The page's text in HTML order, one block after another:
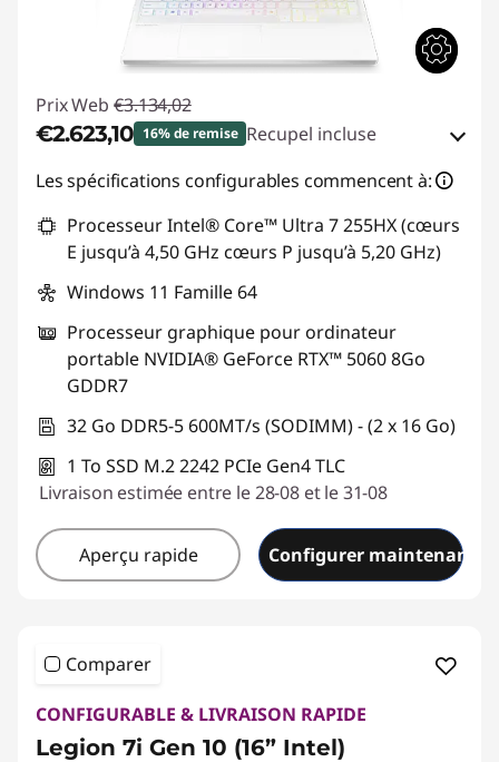
Prix Web €3.134,02
€2.623,10 16% de remise Recupel incluse
Bons de réduction en ligne :-€510,92
Code de réduction : GAMING-DEAL
Les spécifications configurables commencent à:
Processeur Intel® Core™ Ultra 7 255HX (cœurs
E jusqu’à 4,50 GHz cœurs P jusqu’à 5,20 GHz)
Windows 11 Famille 64
Processeur graphique pour ordinateur
portable NVIDIA® GeForce RTX™ 5060 8Go
GDDR7
32 Go DDR5-5 600MT/s (SODIMM) - (2 x 16 Go)
1 To SSD M.2 2242 PCIe Gen4 TLC
Livraison estimée entre le 28-08 et le 31-08
Aperçu rapide Configurer maintenant
Comparer
CONFIGURABLE & LIVRAISON RAPIDE
Legion 7i Gen 10 (16” Intel)